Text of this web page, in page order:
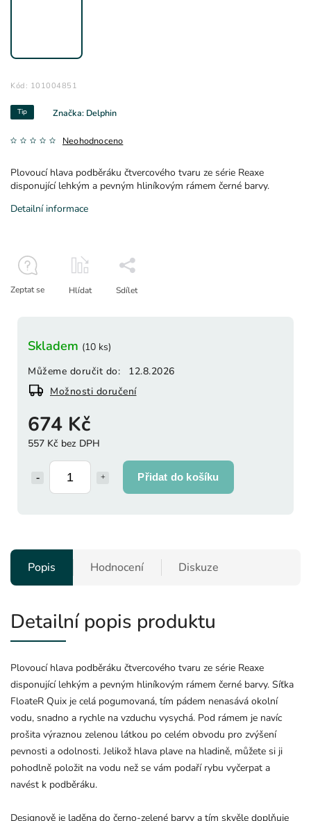
Kód: 101004851
Tip
Neohodnoceno
Značka: Delphin
674 Kč
557 Kč bez DPH
Přidat do košíku
Skladem (10 ks)
Můžeme doručit do:
12.8.2026
Možnosti doručení
Plovoucí hlava podběráku čtvercového tvaru ze série Reaxe
disponující lehkým a pevným hliníkovým rámem černé barvy.
Detailní informace
Zeptat se Hlídat Sdílet
Popis Hodnocení Diskuze
Detailní popis produktu
Plovoucí hlava podběráku čtvercového tvaru ze série Reaxe
disponující lehkým a pevným hliníkovým rámem černé barvy. Síťka
FloateR Quix je celá pogumovaná, tím pádem nenasává okolní
vodu, snadno a rychle na vzduchu vysychá. Pod rámem je navíc
prošita výraznou zelenou látkou po celém obvodu pro zvýšení
pevnosti a odolnosti. Jelikož hlava plave na hladině, můžete si ji
pohodlně položit na vodu než se vám podaří rybu vyčerpat a
navést k podběráku.
Designově je laděna do černo-zelené barvy a tím skvěle doplňuje